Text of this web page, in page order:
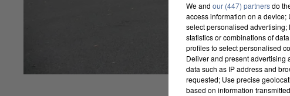
We and our (447) partnersdo
access information on a
select personalised
statistics or combinations of
profiles to select personalised
Deliver and present advertising
data such as IP address and
requested; Use precise
based on information